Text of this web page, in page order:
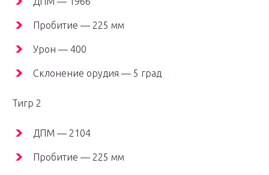
Пробитие — 225 мм
Урон — 400
Склонение орудия — 5 град
Тигр 2
ДПМ — 2104
Пробитие — 225 мм